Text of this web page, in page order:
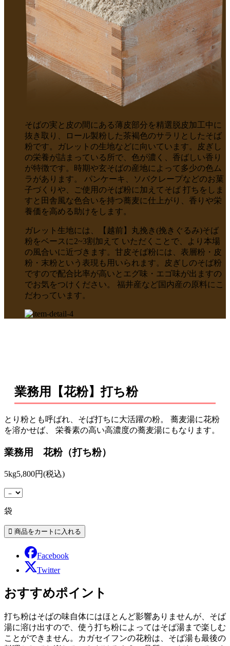
そばの実と皮の間にある薄皮部分を精選脱皮加工中に
抜き取り、ロール製粉した茶褐色のサラリとしたそば
粉です。ガレットの生地などに向いています。皮ぎし
の栄養が詰まっている所で、色が濃く、香ばしい香り
が特徴です。時期や玄そばの産地によって多少の色ム
ラがあります。 パンケーキ、ソバクレープなどのお菓
子づくりや、ご使用のそば粉に加えてそば 打ちをしま
すと田舎風な色合いを持つ蕎麦に仕上がり、香りや栄
養価を高める助けをします。
ガレット生地には、【越前】丸挽き(挽きぐるみ)そば
粉をベースに2~3割加えて いただくことで、より本場
の風合いに近づきます。甘皮そば粉には、表層粉・皮
粉・末粉という表現も用いられます。皮ぎしのそば粉
ですので配合比率が高いとエグ味・エゴ味が出ますの
でお気をつけください。 福井産など国内産の原料にこ
だわっています。
業務用【花粉】打ち粉
とり粉とも呼ばれ、そば打ちに大活躍の粉。 蕎麦湯に花粉
を溶かせば、 栄養素の高い高濃度の蕎麦湯にもなります。
業務用 花粉（打ち粉）
5kg5,800円(税込)
袋
Facebook
Twitter
おすすめポイント
打ち粉はそばの味自体にはほとんど影響ありませんが、そば
湯に溶け出すので、使う打ち粉によってはそば湯まで楽しむ
ことができません。カガセイフンの花粉は、そば湯も最後の